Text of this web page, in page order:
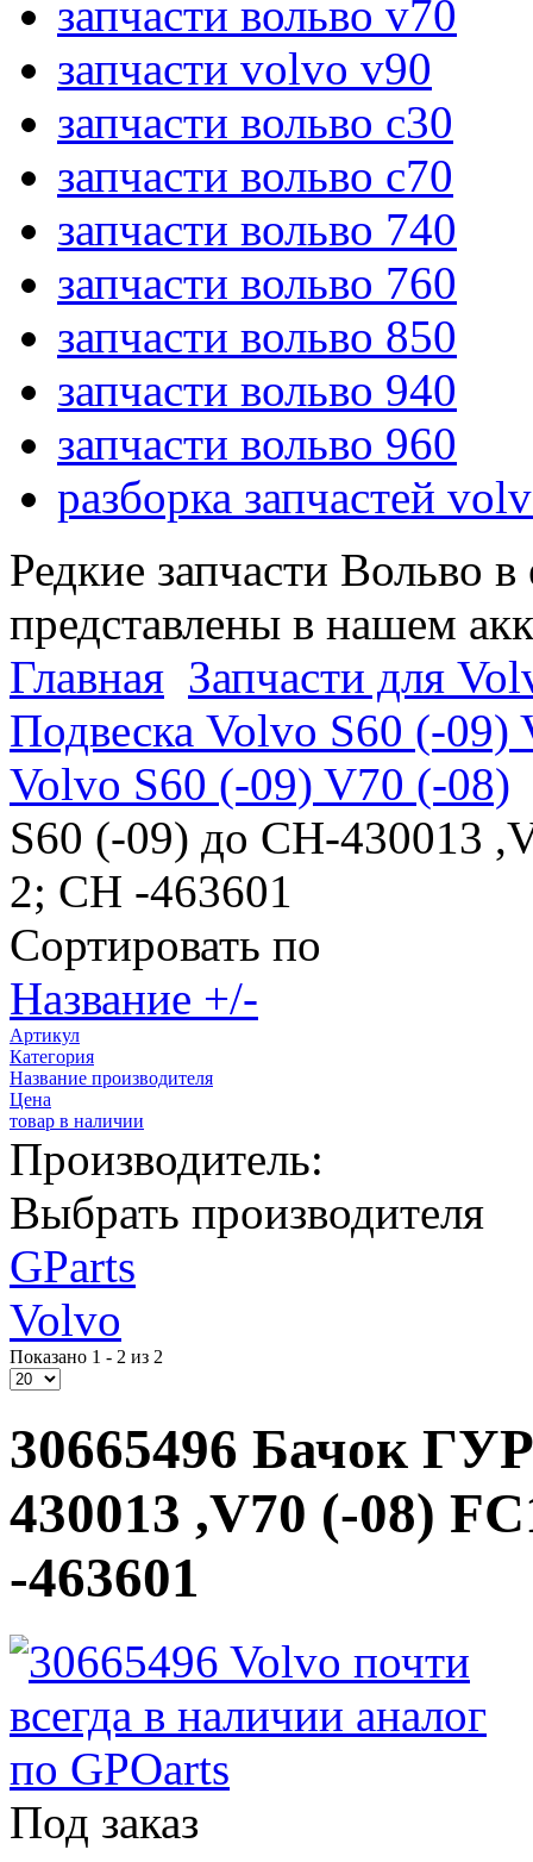
запчасти вольво v70
запчасти volvo v90
запчасти вольво c30
запчасти вольво c70
запчасти вольво 740
запчасти вольво 760
запчасти вольво 850
запчасти вольво 940
запчасти вольво 960
разборка запчастей
Редкие запчасти Вольво
представлены в нашем
Главная Запчасти для
Подвеска Volvo S60 (-09)
Volvo S60 (-09) V70 (-08)
S60 (-09) до CH-430013
2; CH -463601
Сортировать по
Название +/-
Артикул
Категория
Название производителя
Цена
товар в наличии
Производитель:
Выбрать производителя
GParts
Volvo
Показано 1 - 2 из 2
30665496 Бачок
430013 ,V70 (-08)
-463601
Под заказ